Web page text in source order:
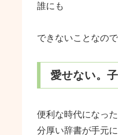
誰にも
できないことなので
愛せない。
便利な時代になった
分厚い辞書が手元